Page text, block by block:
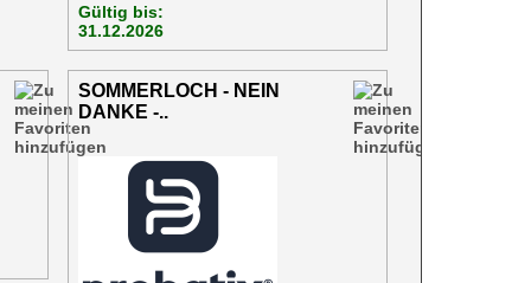
Gültig bis:
31.12.2026
SOMMERLOCH - NEIN
DANKE -..